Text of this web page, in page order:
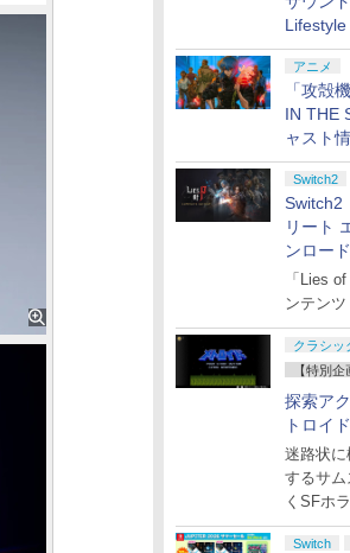
Lifestyle
や、サ
などお
アニメ
「攻殻
IN THE
ャスト
ト、エ
Switch2
Switch2
リート
ンロー
「Lies
ンテン
クラシッ
【特別企
探索ア
トロイ
迷路状に
するサ
くSFホ
Switch